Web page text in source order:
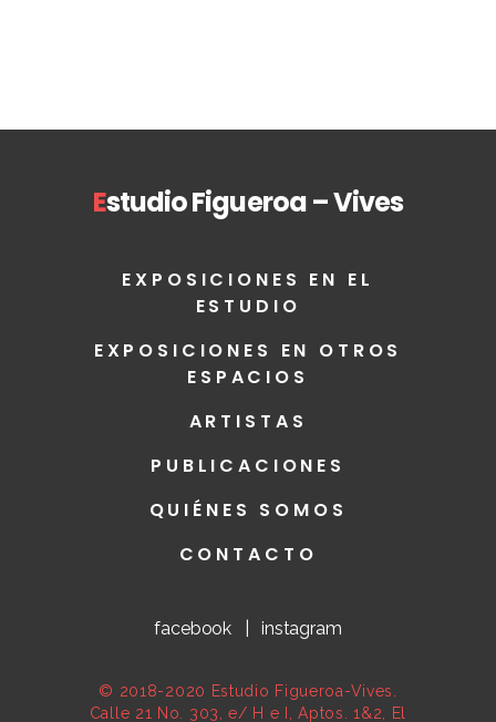
Estudio Figueroa – Vives
EXPOSICIONES EN EL
ESTUDIO
EXPOSICIONES EN OTROS
ESPACIOS
ARTISTAS
PUBLICACIONES
QUIÉNES SOMOS
CONTACTO
facebook |instagram
© 2018-2020 Estudio Figueroa-Vives.
Calle 21 No. 303, e/ H e I, Aptos. 1&2, El